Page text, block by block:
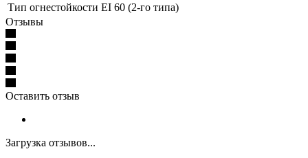
Тип огнестойкости EI 60 (2-го типа)
Отзывы
Оставить отзыв
Загрузка отзывов...